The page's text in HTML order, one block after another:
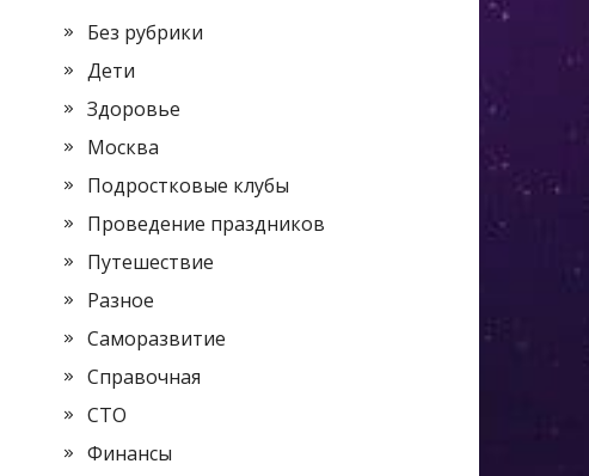
Без рубрики
Дети
Здоровье
Москва
Подростковые клубы
Проведение праздников
Путешествие
Разное
Саморазвитие
Справочная
СТО
Финансы